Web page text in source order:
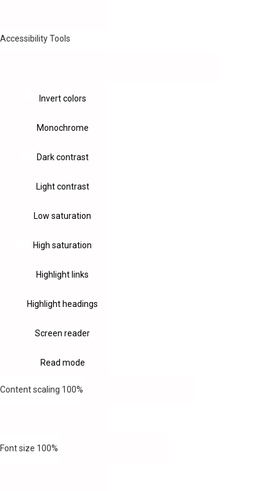
Accessibility Tools
Invert colors
Monochrome
Dark contrast
Light contrast
Low saturation
High saturation
Highlight links
Highlight headings
Screen reader
Read mode
Content scaling 100%
Font size 100%